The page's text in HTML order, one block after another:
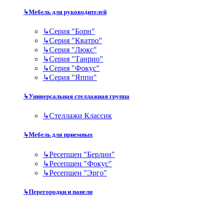
↳Мебель для руководителей
↳Серия "Борн"
↳Серия "Кватро"
↳Серия "Люкс"
↳Серия "Танрио"
↳Серия "Фокус"
↳Серия "Яппи"
↳Универсальная стеллажная группа
↳Стеллажи Классик
↳Мебель для приемных
↳Ресепшен "Берлин"
↳Ресепшен "Фокус"
↳Ресепшен "Эрго"
↳Перегородки и панели